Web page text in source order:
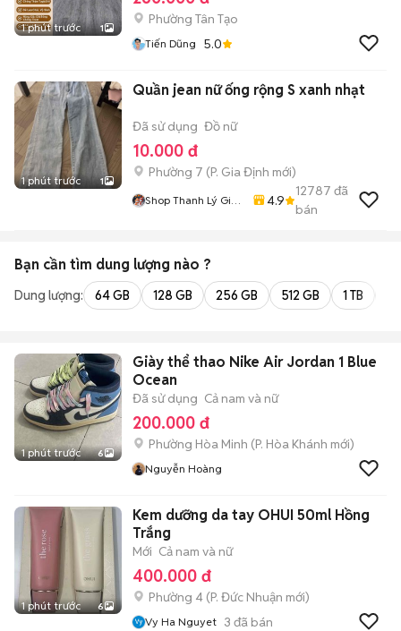
1 phút trước 1
Phường Tân Tạo
Tiến Dũng 5.0
1 phút trước 1
Quần jean nữ ống rộng S xanh nhạt
Đã sử dụng Đồ nữ
10.000 đ
Phường 7 (P. Gia Định mới)
Shop Thanh Lý Giá
4.9
12787 đã
bán
Bạn cần tìm dung lượng nào ?
Dung lượng: 64 GB 128 GB 256 GB 512 GB 1 TB
1 phút trước 6
Giày thể thao Nike Air Jordan 1 Blue
Ocean
Đã sử dụng Cả nam và nữ
200.000 đ
Phường Hòa Minh (P. Hòa Khánh mới)
Nguyễn Hoàng
1 phút trước 6
Kem dưỡng da tay OHUI 50ml Hồng
Trắng
Mới Cả nam và nữ
400.000 đ
Phường 4 (P. Đức Nhuận mới)
Vy Ha Nguyet 3 đã bán